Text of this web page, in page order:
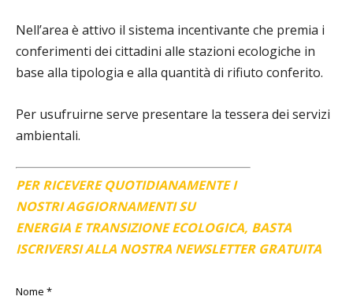
Nell’area è attivo il sistema incentivante che premia i
conferimenti dei cittadini alle stazioni ecologiche in
base alla tipologia e alla quantità di rifiuto conferito.
Per usufruirne serve presentare la tessera dei servizi
ambientali.
PER RICEVERE QUOTIDIANAMENTE I
NOSTRI AGGIORNAMENTI SU
ENERGIA E TRANSIZIONE ECOLOGICA, BASTA
ISCRIVERSI ALLA NOSTRA NEWSLETTER GRATUITA
Nome *